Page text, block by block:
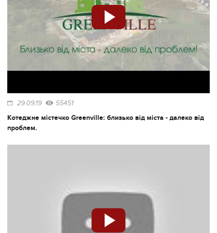
29.09.19 55451
Котеджне містечко Greenville: близько від міста - далеко від
проблем.